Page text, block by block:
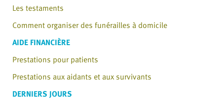
Les testaments
Comment organiser des funérailles à domicile
AIDE FINANCIÈRE
Prestations pour patients
Prestations aux aidants et aux survivants
DERNIERS JOURS